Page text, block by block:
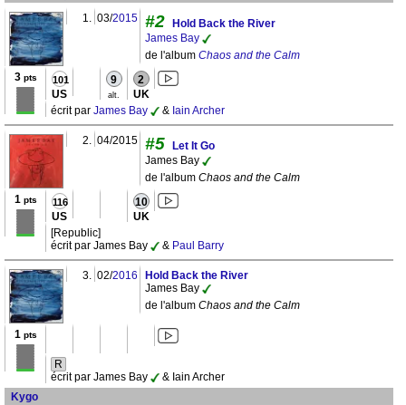
1. 03/2015 #2
Hold Back the River
James Bay
de l'album Chaos and the Calm
3pts
101
US
9
alt.
2
UK
écrit par James Bay & Iain Archer
2. 04/2015 #5
Let It Go
James Bay
de l'album Chaos and the Calm
1 pts
116
US
10
UK
[Republic]
écrit par James Bay
& Paul Barry
3. 02/2016
Hold Back the River
James Bay
de l'album Chaos and the Calm
1 pts
R
écrit par James Bay
& Iain Archer
Kygo